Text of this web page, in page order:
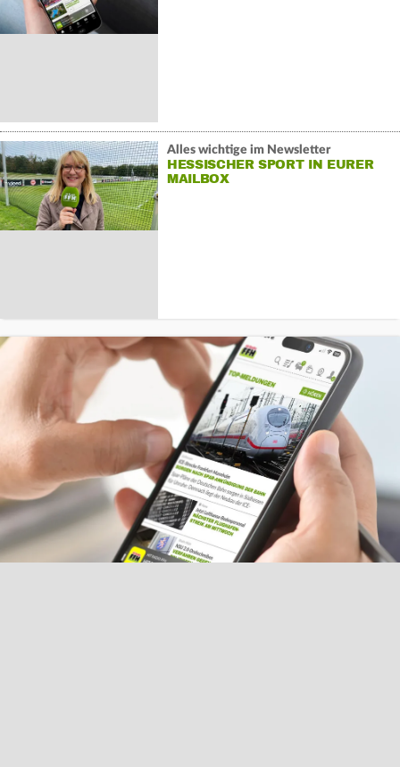
Alles wichtige im Newsletter
HESSISCHER SPORT IN EURER
MAILBOX